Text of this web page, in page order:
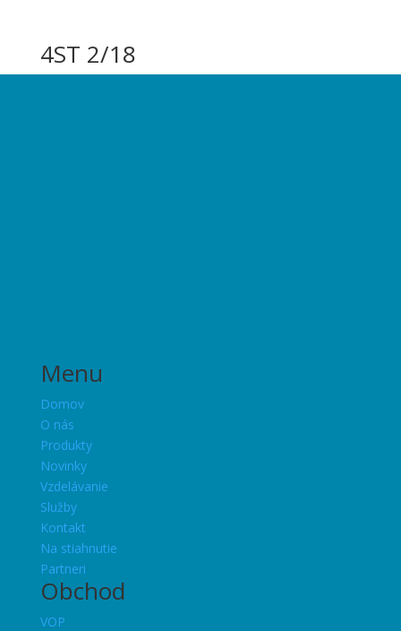
4ST 2/18
Menu
Domov
O nás
Produkty
Novinky
Vzdelávanie
Služby
Kontakt
Na stiahnutie
Partneri
Obchod
VOP